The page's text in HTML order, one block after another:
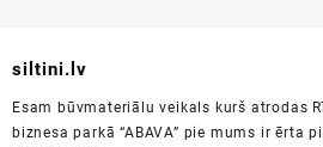
siltini.lv
Esam būvmateriālu veikals kurš atrodas
biznesa parkā “ABAVA” pie mums ir ērta